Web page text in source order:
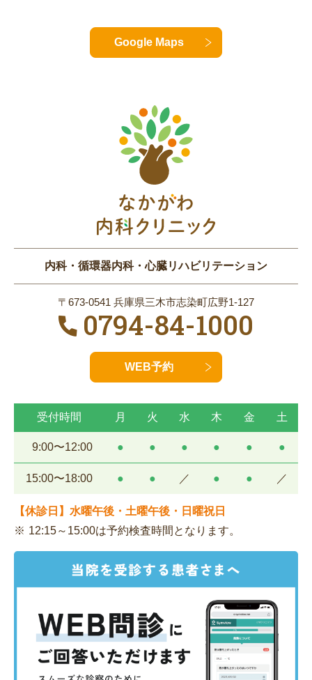
Google Maps
内科・循環器内科・心臓リハビリテーション
〒673-0541 兵庫県三木市志染町広野1-127
0794-84-1000
WEB予約
受付時間 月 火 水 木 金 土
9:00〜12:00 ● ● ● ● ● ●
15:00〜18:00 ● ● ／ ● ● ／
【休診日】水曜午後・土曜午後・日曜祝日
12:15～15:00は予約検査時間となります。